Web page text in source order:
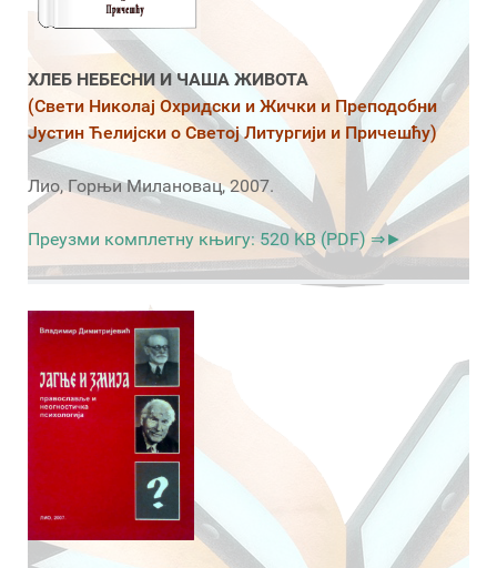
ХЛЕБ НЕБЕСНИ И ЧАША ЖИВОТА
(Свети Николај Охридски и Жички и Преподобни
Јустин Ћелијски о Светој Литургији и Причешћу)
Лио, Горњи Милановац, 2007.
Преузми комплетну књигу: 520 KB (PDF) ⇒►